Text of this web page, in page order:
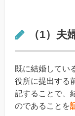
（1）夫
既に結婚してい
役所に提出する
記することで、
のであることを